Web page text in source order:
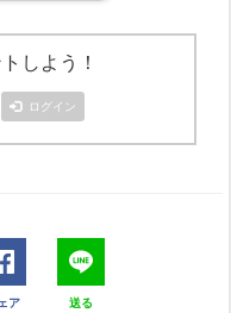
しよう！
ログイン
ア 送る